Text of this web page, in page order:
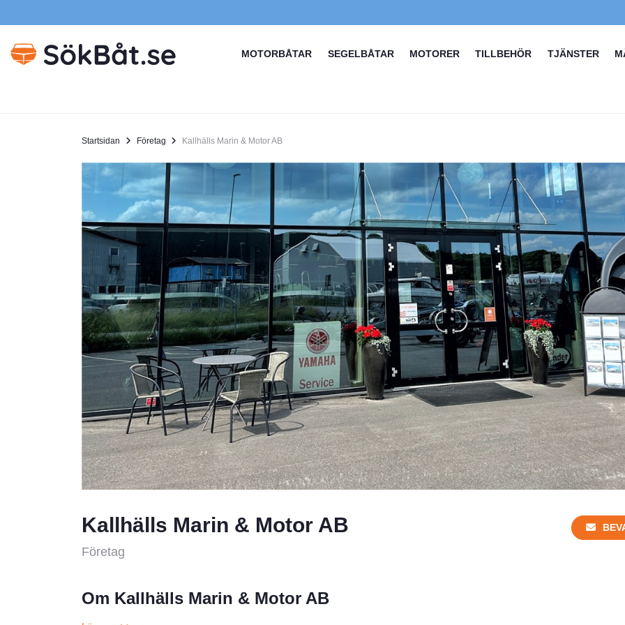
MOTORBÅTAR SEGELBÅTAR MOTORER TILLBEHÖR TJÄNSTER
Startsidan Företag Kallhälls Marin & Motor AB
Kallhälls Marin & Motor AB
Företag
Om Kallhälls Marin & Motor AB